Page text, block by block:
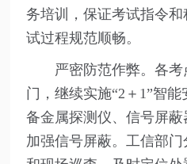
务培训，保证考试指令
试过程规范顺畅。
严密防范作弊。各
门，继续实施“2＋1”智
备金属探测仪、信号屏
加强信号屏蔽。工信部